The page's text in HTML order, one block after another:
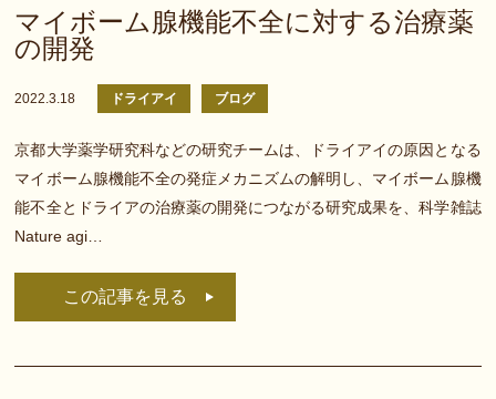
マイボーム腺機能不全に対する治療薬
の開発
2022.3.18 ドライアイ ブログ
京都大学薬学研究科などの研究チームは、ドライアイの原因となる
マイボーム腺機能不全の発症メカニズムの解明し、マイボーム腺機
能不全とドライアの治療薬の開発につながる研究成果を、科学雑誌
Nature agi…
この記事を見る